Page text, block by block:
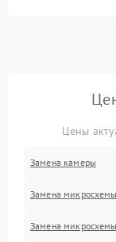
Цены
Замена камеры
Замена
Замена